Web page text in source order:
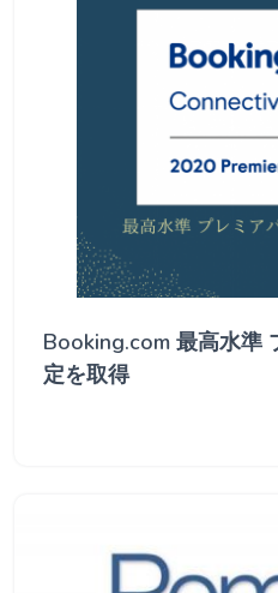
Booking.com 最高水準
定を取得